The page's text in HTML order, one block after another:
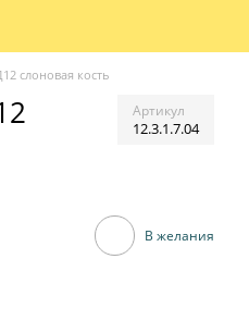
слоновая кость
Артикул
12.3.1.7.04
В желания